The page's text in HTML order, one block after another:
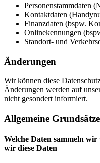
Personenstammdaten
Kontaktdaten
Finanzdaten (bspw.
Onlinekennungen
Standort- und
Änderungen
Wir können diese
Änderungen werden auf
nicht gesondert informiert.
Allgemeine Grundsätze
Welche Daten sammeln
wir diese Daten